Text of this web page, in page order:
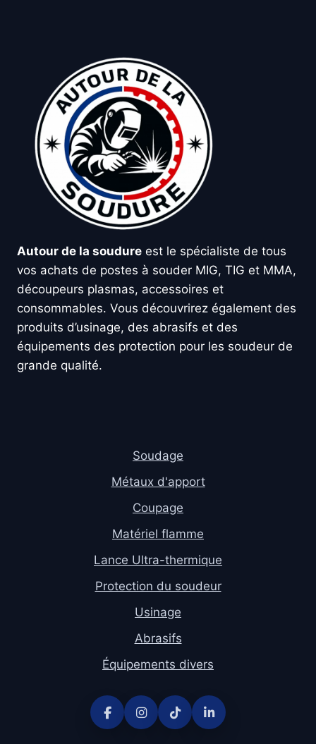
Autour de la soudure est le spécialiste de tous
vos achats de postes à souder MIG, TIG et MMA,
découpeurs plasmas, accessoires et
consommables. Vous découvrirez également des
produits d’usinage, des abrasifs et des
équipements des protection pour les soudeur de
grande qualité.
Soudage
Métaux d'apport
Coupage
Matériel flamme
Lance Ultra-thermique
Protection du soudeur
Usinage
Abrasifs
Équipements divers